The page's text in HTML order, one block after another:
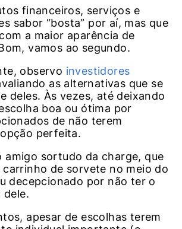
financeiros, serviços e
sabor “bosta” por aí, mas que
a maior aparência de
vamos ao segundo.
observo investidores
as alternativas que se
deles. Às vezes, até deixando
boa ou ótima por
de não terem
perfeita.
amigo sortudo da charge, que
de sorvete no meio do
decepcionado por não ter o
dele.
apesar de escolhas terem